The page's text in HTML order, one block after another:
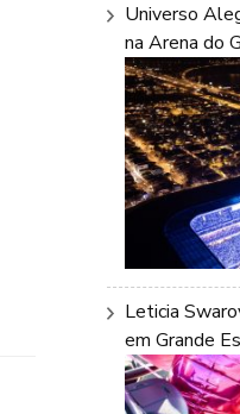
Universo
na Arena do
Leticia
em Grande